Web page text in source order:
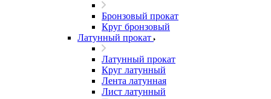
Бронзовый прокат
Круг бронзовый
Латунный прокат
Латунный прокат
Круг латунный
Лента латунная
Лист латунный